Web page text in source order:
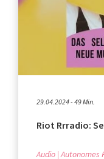
29.04.2024 - 49 Min.
Riot Rrradio:
Audio Autonomes